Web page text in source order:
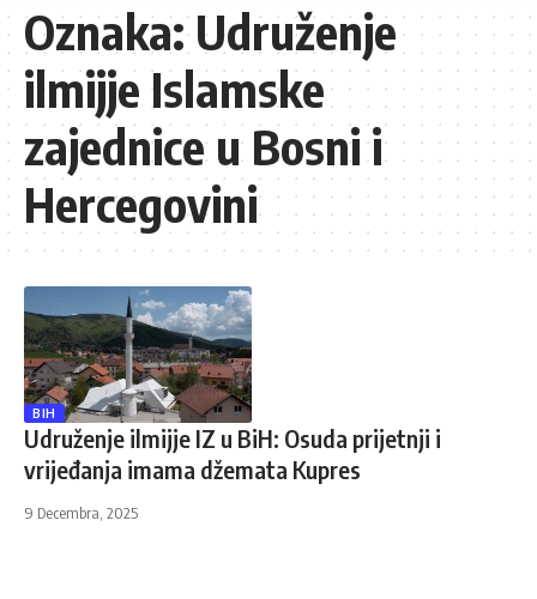
Oznaka:Udruženje
ilmijje Islamske
zajednice u Bosni i
Hercegovini
BIH
Udruženje ilmijje IZ u BiH: Osuda prijetnji i
vrijeđanja imama džemata Kupres
9 Decembra, 2025